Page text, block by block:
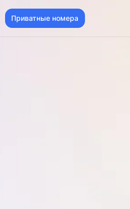
Приватные номера